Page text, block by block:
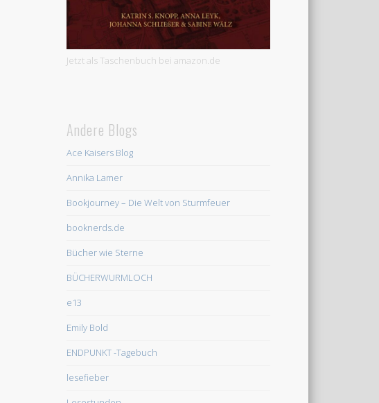
Jetzt als Taschenbuch bei amazon.de
Andere Blogs
Ace Kaisers Blog
Annika Lamer
Bookjourney – Die Welt von Sturmfeuer
booknerds.de
Bücher wie Sterne
BÜCHERWURMLOCH
e13
Emily Bold
ENDPUNKT -Tagebuch
lesefieber